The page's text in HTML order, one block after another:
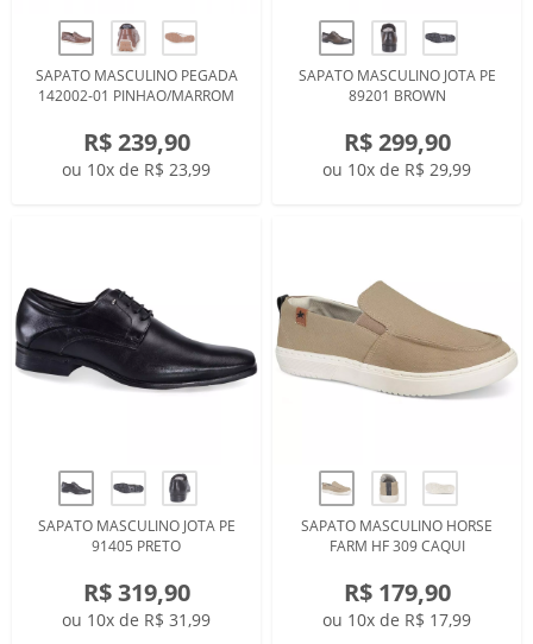
SAPATO MASCULINO PEGADA
142002-01 PINHAO/MARROM
R$ 239,90
ou 10x de R$ 23,99
SAPATO MASCULINO JOTA PE
89201 BROWN
R$ 299,90
ou 10x de R$ 29,99
SAPATO MASCULINO JOTA PE
91405 PRETO
R$ 319,90
ou 10x de R$ 31,99
SAPATO MASCULINO HORSE
FARM HF 309 CAQUI
R$ 179,90
ou 10x de R$ 17,99